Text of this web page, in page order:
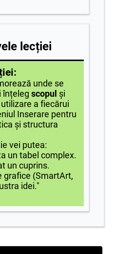
lecției
unde se
înțeleg scopul și
a fiecărui
Inserare pentru
și structura
vei putea:
un tabel complex.
un cuprins.
grafice (SmartArt,
idei."